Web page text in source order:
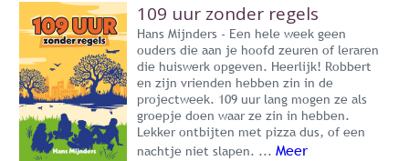
109 uur zonder regels
Hans Mijnders - Een hele week geen
ouders die aan je hoofd zeuren of leraren
die huiswerk opgeven. Heerlijk! Robbert
en zijn vrienden hebben zin in de
projectweek. 109 uur lang mogen ze als
groepje doen waar ze zin in hebben.
Lekker ontbijten met pizza dus, of een
nachtje niet slapen. ... Meer